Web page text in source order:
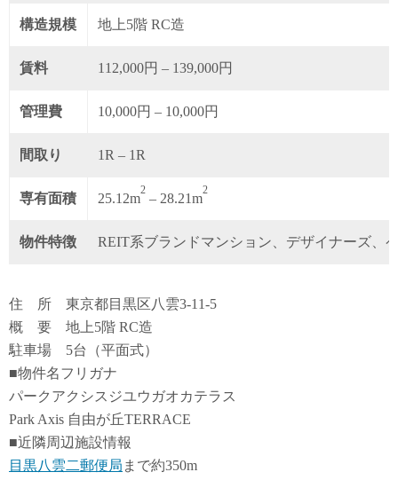
構造規模 地上5階 RC造
賃料 112,000円 – 139,000円
管理費 10,000円 – 10,000円
間取り 1R – 1R
専有面積 25.12m
2
– 28.21m
2
物件特徴 REIT系ブランドマンション、デザイナーズ、
住 所 東京都目黒区八雲3-11-5
概 要 地上5階 RC造
駐車場 5台（平面式）
■物件名フリガナ
パークアクシスジユウガオカテラス
Park Axis 自由が丘TERRACE
■近隣周辺施設情報
目黒八雲二郵便局 まで約350m